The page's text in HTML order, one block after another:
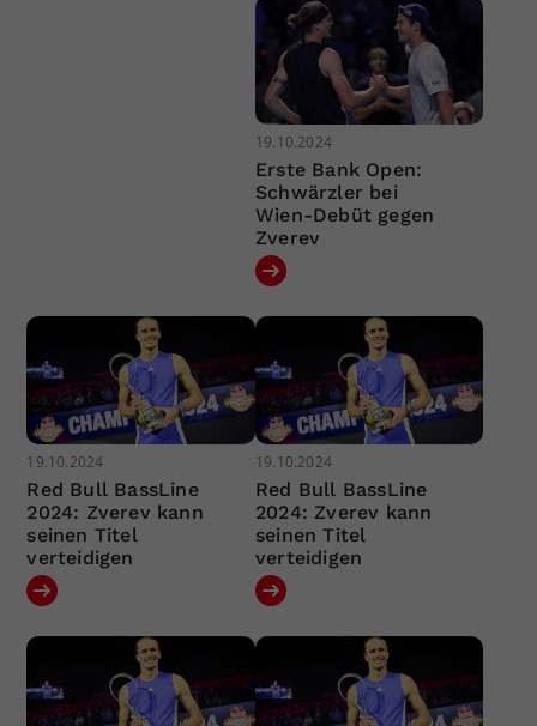
19.10.2024
Erste Bank Open:
Schwärzler bei
Wien-Debüt gegen
Zverev
19.10.2024
Red Bull BassLine
2024: Zverev kann
seinen Titel
verteidigen
19.10.2024
Red Bull BassLine
2024: Zverev kann
seinen Titel
verteidigen